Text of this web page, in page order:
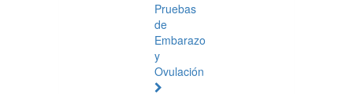
Pruebas
de
Embarazo
y
Ovulación